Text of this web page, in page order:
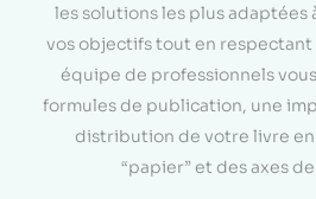
les solutions les plus adaptées
vos objectifs tout en
équipe de professionnels
formules de publication, une
distribution de votre livre
“papier” et des axes